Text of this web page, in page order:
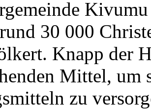
30 000
Knapp der
Mittel, um
zu